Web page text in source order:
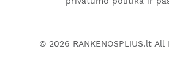
© 2026 RANKENOSPLIUS.lt All